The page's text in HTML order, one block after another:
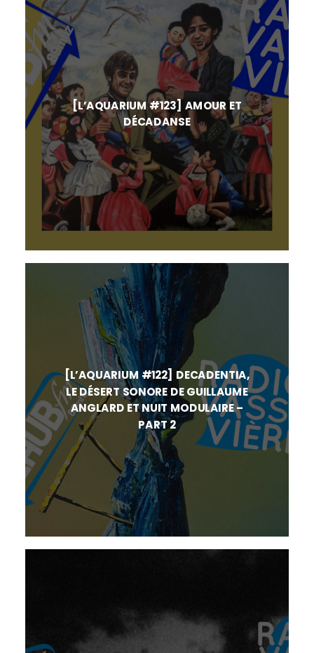
[L’AQUARIUM #123] AMOUR ET
DÉCADANSE
[L’AQUARIUM #122] DECADENTIA,
LE DÉSERT SONORE DE GUILLAUME
ANGLARD ET NUIT MODULAIRE –
PART 2